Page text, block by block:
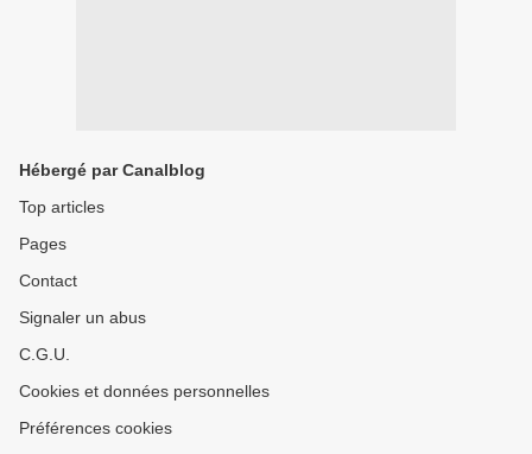
Hébergé par Canalblog
Top articles
Pages
Contact
Signaler un abus
C.G.U.
Cookies et données personnelles
Préférences cookies